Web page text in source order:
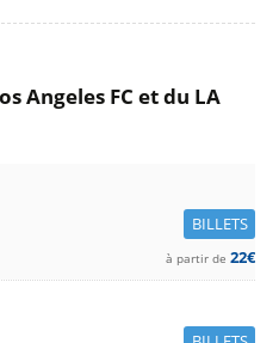
Angeles FC et du LA
BILLETS
à partir de 22€